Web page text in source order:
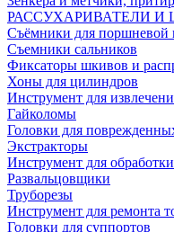
РАССУХАРИВАТЕЛИ
Съёмники для поршневой
Съемники сальников
Фиксаторы шкивов и
Хоны для цилиндров
Инструмент для
Гайколомы
Головки для
Экстракторы
Инструмент для
Развальцовщики
Труборезы
Инструмент для ремонта
Головки для суппортов